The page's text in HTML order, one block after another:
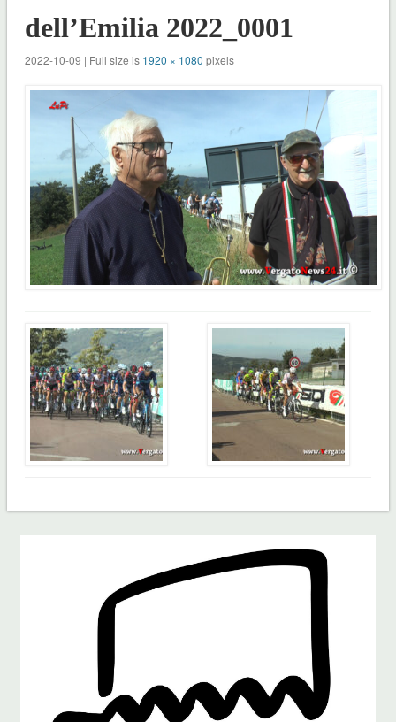
dell’Emilia 2022_0001
2022-10-09 | Full size is 1920 × 1080 pixels